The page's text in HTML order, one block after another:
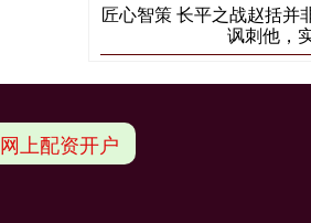
匠心智策 长平之战赵括并
讽刺他，
网上配资开户